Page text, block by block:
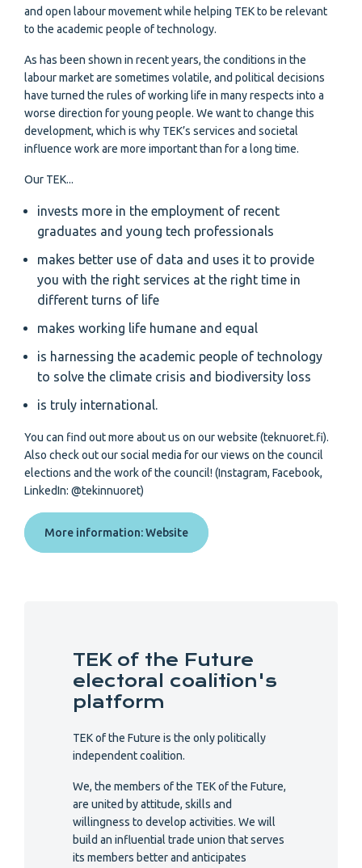
and open labour movement while helping TEK to be relevant
to the academic people of technology.
As has been shown in recent years, the conditions in the
labour market are sometimes volatile, and political decisions
have turned the rules of working life in many respects into a
worse direction for young people. We want to change this
development, which is why TEK’s services and societal
influence work are more important than for a long time.
Our TEK...
invests more in the employment of recent
graduates and young tech professionals
makes better use of data and uses it to provide
you with the right services at the right time in
different turns of life
makes working life humane and equal
is harnessing the academic people of technology
to solve the climate crisis and biodiversity loss
is truly international.
You can find out more about us on our website (teknuoret.fi).
Also check out our social media for our views on the council
elections and the work of the council! (Instagram, Facebook,
LinkedIn: @tekinnuoret)
More information: Website
TEK of the Future
electoral coalition's
platform
TEK of the Future is the only politically
independent coalition.
We, the members of the TEK of the Future,
are united by attitude, skills and
willingness to develop activities. We will
build an influential trade union that serves
its members better and anticipates